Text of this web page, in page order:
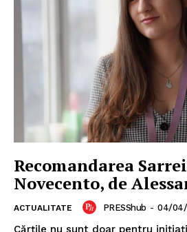
Recomandarea
Novecento, de
ACTUALITATE PRESShub - 04/